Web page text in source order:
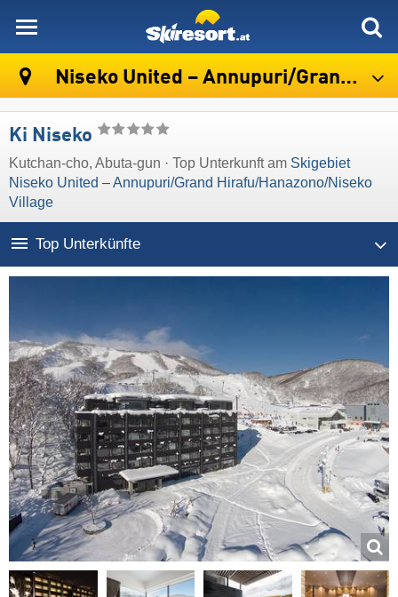
Niseko United – Annupuri/​Grand Hirafu/​Hanazono/​Niseko Village
Ki Niseko
Kutchan-cho, Abuta-gun · Top Unterkunft am Skigebiet
Niseko United – Annupuri/​Grand Hirafu/​Hanazono/​Niseko
Village
Top Unterkünfte